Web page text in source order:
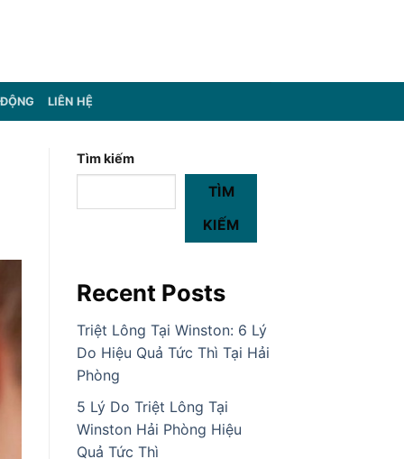
LIÊN HỆ
Tìm kiếm
TÌM
KIẾM
Recent Posts
Triệt Lông Tại Winston: 6 Lý
Do Hiệu Quả Tức Thì Tại Hải
Phòng
5 Lý Do Triệt Lông Tại
Winston Hải Phòng Hiệu
Quả Tức Thì